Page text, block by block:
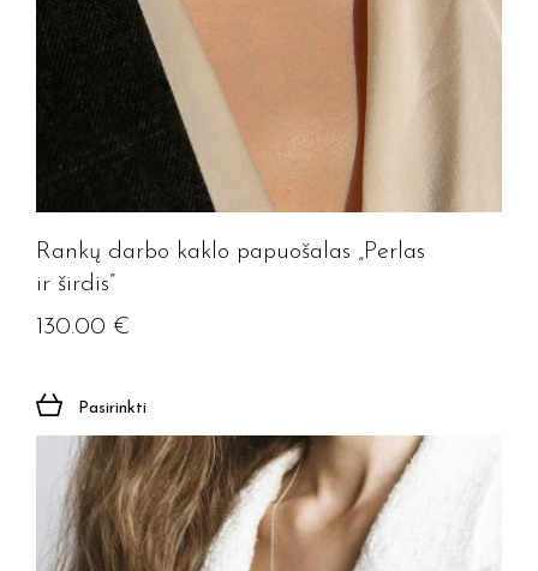
Rankų darbo kaklo papuošalas „Perlas
ir širdis”
130.00 €
Pasirinkti